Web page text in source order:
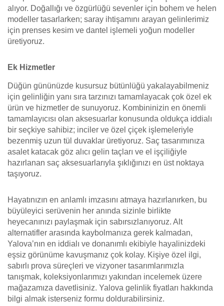
alıyor. Doğallığı ve özgürlüğü sevenler için bohem ve helen
modeller tasarlarken; saray ihtişamını arayan gelinlerimiz
için prenses kesim ve dantel işlemeli yoğun modeller
üretiyoruz.
Ek Hizmetler
Düğün gününüzde kusursuz bütünlüğü yakalayabilmeniz
için gelinliğin yanı sıra tarzınızı tamamlayacak çok özel ek
ürün ve hizmetler de sunuyoruz. Kombininizin en önemli
tamamlayıcısı olan aksesuarlar konusunda oldukça iddialı
bir seçkiye sahibiz; inciler ve özel çiçek işlemeleriyle
bezenmiş uzun tül duvaklar üretiyoruz. Saç tasarımınıza
asalet katacak göz alıcı gelin taçları ve el işçiliğiyle
hazırlanan saç aksesuarlarıyla şıklığınızı en üst noktaya
taşıyoruz.
Hayatınızın en anlamlı imzasını atmaya hazırlanırken, bu
büyüleyici serüvenin her anında sizinle birlikte
heyecanınızı paylaşmak için sabırsızlanıyoruz. Alt
alternatifler arasında kaybolmanıza gerek kalmadan,
Yalova’nın en iddialı ve donanımlı ekibiyle hayalinizdeki
eşsiz görünüme kavuşmanız çok kolay. Kişiye özel ilgi,
sabırlı prova süreçleri ve vizyoner tasarımlarımızla
tanışmak, koleksiyonlarımızı yakından incelemek üzere
mağazamıza davetlisiniz. Yalova gelinlik fiyatları hakkında
bilgi almak isterseniz formu doldurabilirsiniz.